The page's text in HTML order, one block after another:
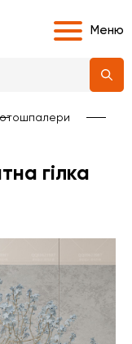
Меню
гілка